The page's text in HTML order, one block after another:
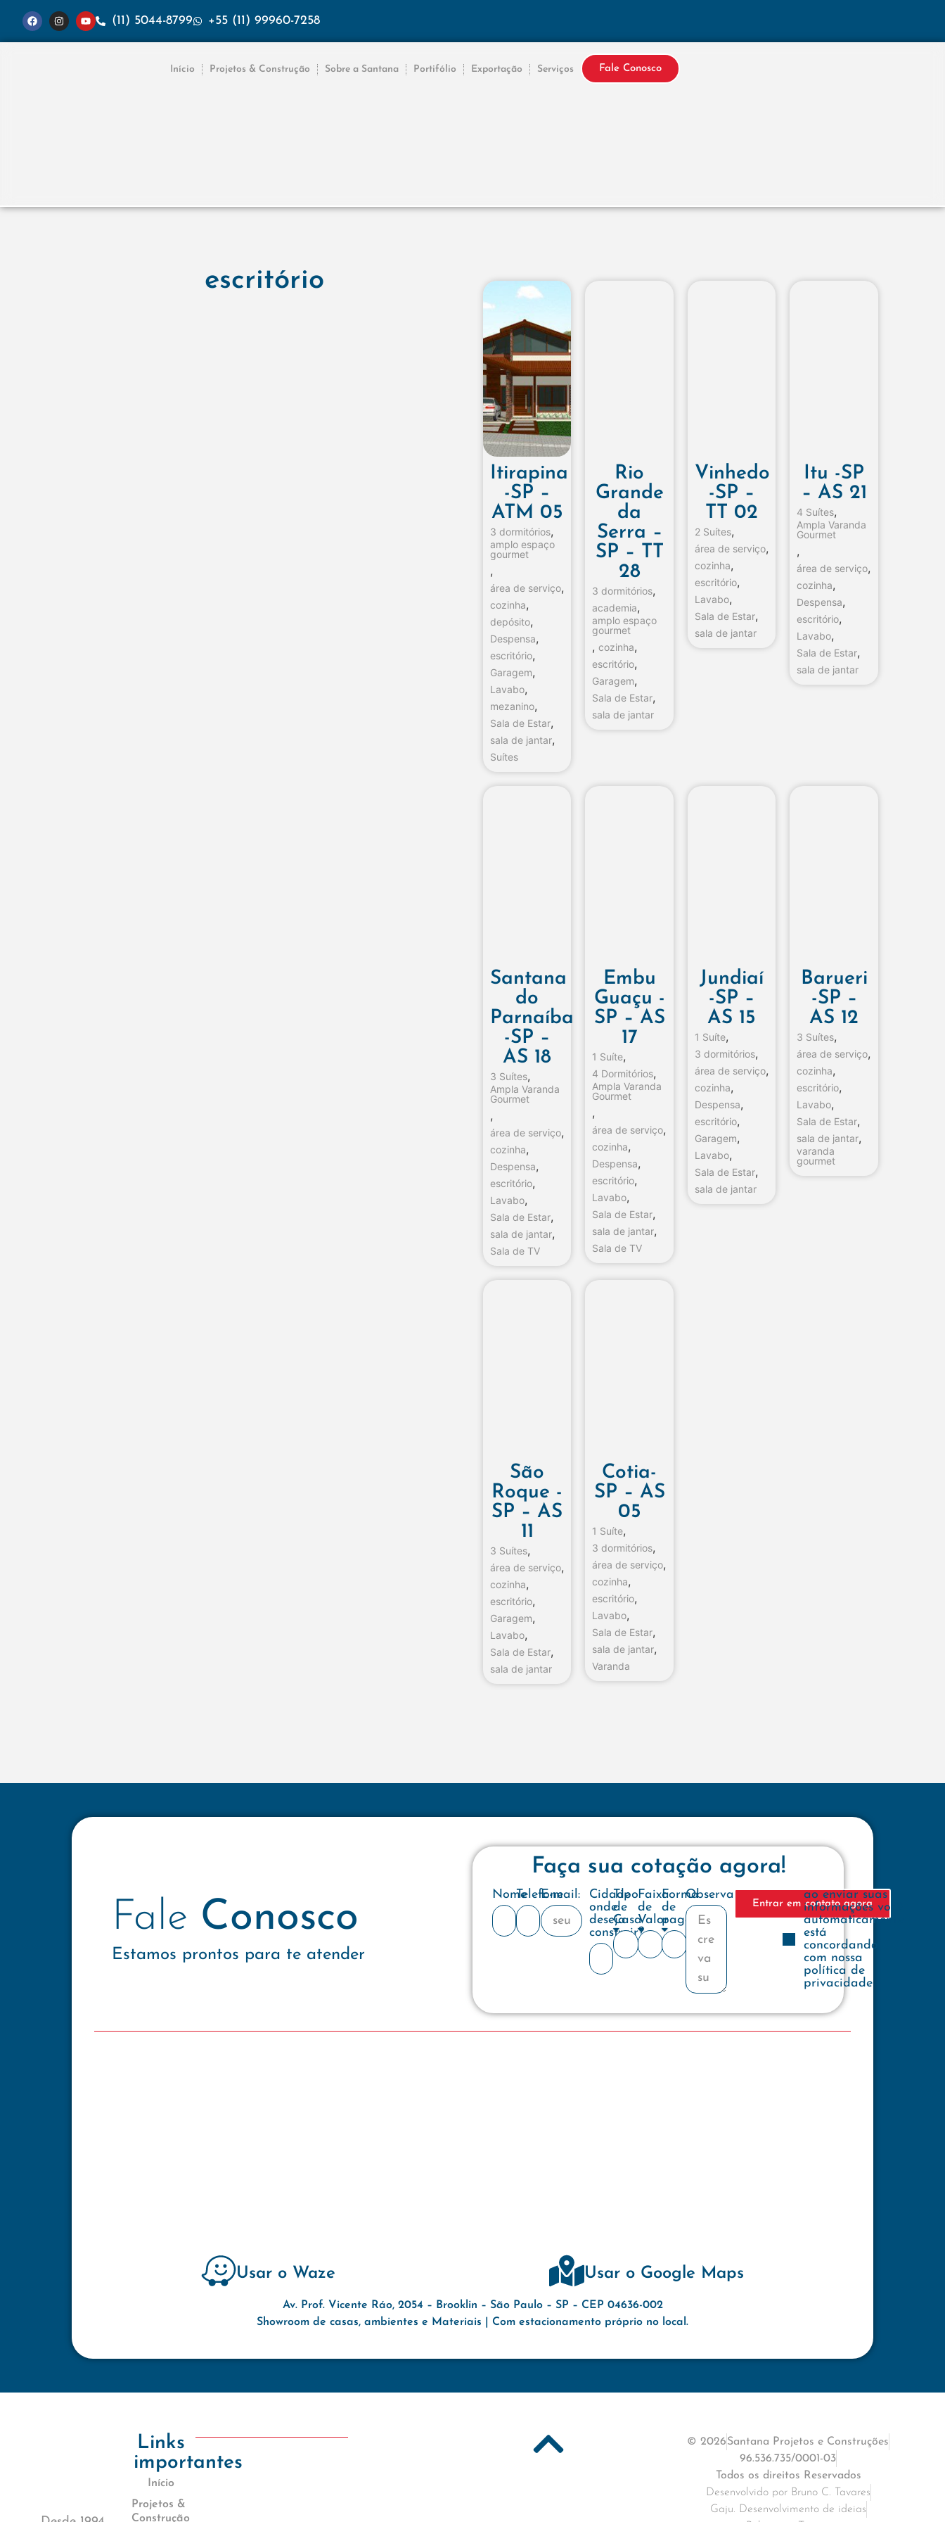
(11) 5044-8799 +55 (11) 99960-7258
Início Projetos & Construção Sobre a Santana Portifólio Exportação Serviços Fale Conosco
escritório
Itirapina
-SP –
ATM 05
3 dormitórios,
amplo espaço
gourmet
,
área de serviço,
cozinha,
depósito,
Despensa,
escritório,
Garagem,
Lavabo,
mezanino,
Sala de Estar,
sala de jantar,
Suítes
Rio
Grande
da
Serra –
SP – TT
28
3 dormitórios,
academia,
amplo espaço
gourmet
, cozinha,
escritório,
Garagem,
Sala de Estar,
sala de jantar
Vinhedo
-SP –
TT 02
2 Suítes,
área de serviço,
cozinha,
escritório,
Lavabo,
Sala de Estar,
sala de jantar
Itu -SP
– AS 21
4 Suítes,
Ampla Varanda
Gourmet
,
área de serviço,
cozinha,
Despensa,
escritório,
Lavabo,
Sala de Estar,
sala de jantar
Santana
do
Parnaíba
-SP –
AS 18
3 Suítes,
Ampla Varanda
Gourmet
,
área de serviço,
cozinha,
Despensa,
escritório,
Lavabo,
Sala de Estar,
sala de jantar,
Sala de TV
Embu
Guaçu -
SP – AS
17
1 Suíte,
4 Dormitórios,
Ampla Varanda
Gourmet
,
área de serviço,
cozinha,
Despensa,
escritório,
Lavabo,
Sala de Estar,
sala de jantar,
Sala de TV
Jundiaí
-SP –
AS 15
1 Suíte,
3 dormitórios,
área de serviço,
cozinha,
Despensa,
escritório,
Garagem,
Lavabo,
Sala de Estar,
sala de jantar
Barueri
-SP –
AS 12
3 Suítes,
área de serviço,
cozinha,
escritório,
Lavabo,
Sala de Estar,
sala de jantar,
varanda
gourmet
São
Roque -
SP – AS
11
3 Suítes,
área de serviço,
cozinha,
escritório,
Garagem,
Lavabo,
Sala de Estar,
sala de jantar
Cotia-
SP – AS
05
1 Suíte,
3 dormitórios,
área de serviço,
cozinha,
escritório,
Lavabo,
Sala de Estar,
sala de jantar,
Varanda
Fale Conosco
Estamos prontos para te atender
Faça sua cotação agora!
NomeTelefone
E-mail:
Cidade
onde
deseja
construir?
Tipo
de
Casa
Faixa
de
Valor
Forma
de
pagamento
Observações
Entrar em contato agora
ao enviar suas
informações você
automaticamente
está
concordando
com nossa
política de
privacidade
Usar o Waze Usar o Google Maps
Av. Prof. Vicente Ráo, 2054 – Brooklin – São Paulo – SP – CEP 04636-002
Showroom de casas, ambientes e Materiais | Com estacionamento próprio no local.
Links
importantes
Início
Projetos &
Construção
© 2026Santana Projetos e Construções
96.536.735/0001-03
Todos os direitos Reservados
Desenvolvido por Bruno C. Tavares
Gaju. Desenvolvimento de ideias